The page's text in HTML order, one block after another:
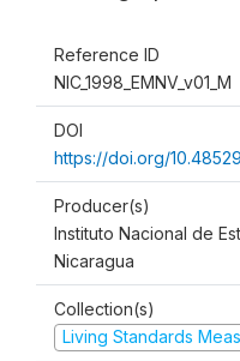
Reference ID
NIC_1998_EMNV_v01_M
DOI
https://doi.org/
Producer(s)
Instituto Nacional de
Nicaragua
Collection(s)
Living Standards